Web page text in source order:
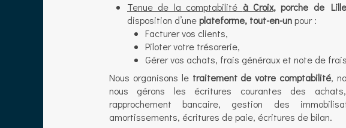
Tenue de la comptabilité à Croix, porche de
disposition d’uneplateforme, tout-en-unpour :
Facturer vos clients,
Piloter votre trésorerie,
Gérer vos achats, frais généraux et note de frais
Nous organisons le traitement de votre comptabilité,
nous gérons les écritures courantes des
rapprochement bancaire, gestion des
amortissements, écritures de paie, écritures de bilan.